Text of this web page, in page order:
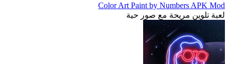
Color Art Paint by Numbers APK Mod
لعبة تلوين مريحة مع صور حية